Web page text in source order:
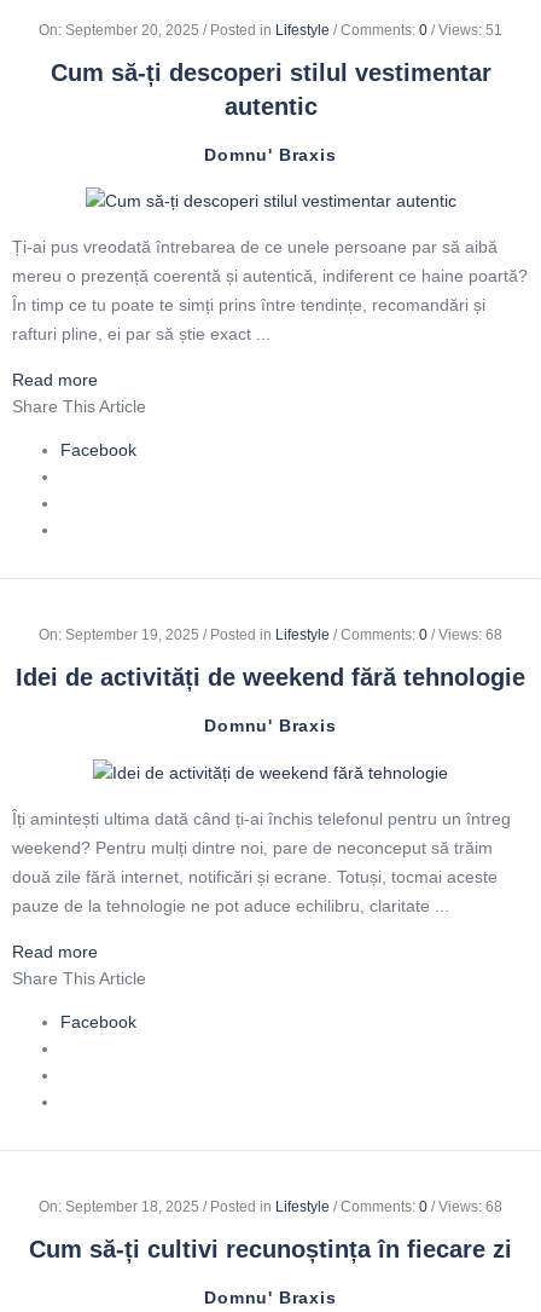
On: September 20, 2025 Posted in Lifestyle Comments: 0 Views: 51
Cum să-ți descoperi stilul vestimentar
autentic
Domnu' Braxis
Ți-ai pus vreodată întrebarea de ce unele persoane par să aibă
mereu o prezență coerentă și autentică, indiferent ce haine poartă?
În timp ce tu poate te simți prins între tendințe, recomandări și
rafturi pline, ei par să știe exact ...
Read more
Share This Article
Facebook
On: September 19, 2025 Posted in Lifestyle Comments: 0 Views: 68
Idei de activități de weekend fără tehnologie
Domnu' Braxis
Îți amintești ultima dată când ți-ai închis telefonul pentru un întreg
weekend? Pentru mulți dintre noi, pare de neconceput să trăim
două zile fără internet, notificări și ecrane. Totuși, tocmai aceste
pauze de la tehnologie ne pot aduce echilibru, claritate ...
Read more
Share This Article
Facebook
On: September 18, 2025 Posted in Lifestyle Comments: 0 Views: 68
Cum să-ți cultivi recunoștința în fiecare zi
Domnu' Braxis